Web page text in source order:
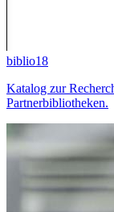
biblio18
Katalog zur
Partnerbibliotheken.